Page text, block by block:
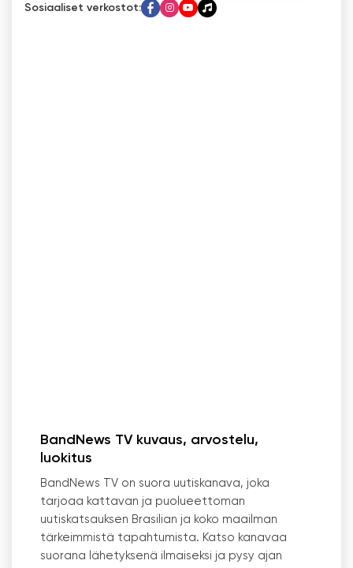
Sosiaaliset verkostot:
BandNews TV kuvaus, arvostelu,
luokitus
BandNews TV on suora uutiskanava, joka
tarjoaa kattavan ja puolueettoman
uutiskatsauksen Brasilian ja koko maailman
tärkeimmistä tapahtumista. Katso kanavaa
suorana lähetyksenä ilmaiseksi ja pysy ajan